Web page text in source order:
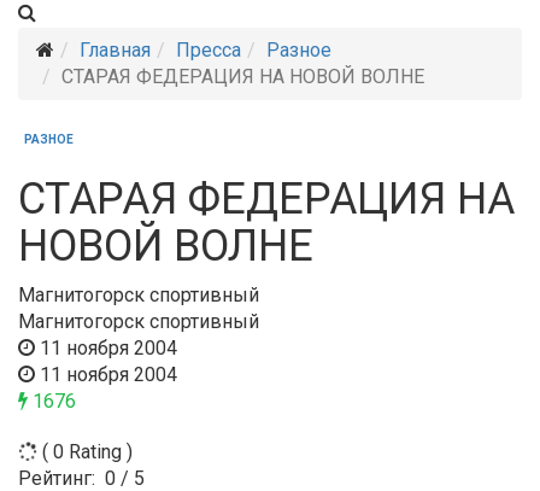
Главная Пресса
Разное
СТАРАЯ ФЕДЕРАЦИЯ НА HОВОЙ ВОЛНЕ
РАЗНОЕ
СТАРАЯ ФЕДЕРАЦИЯ НА
HОВОЙ ВОЛНЕ
Магнитогорск спортивный
Магнитогорск спортивный
11 ноября 2004
11 ноября 2004
1676
( 0 Rating )
Рейтинг: 0 / 5